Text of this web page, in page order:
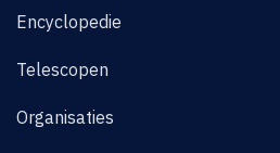
Encyclopedie
Telescopen
Organisaties